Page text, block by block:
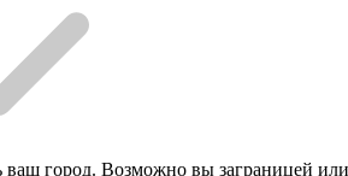
ваш город. Возможно вы заграницей или